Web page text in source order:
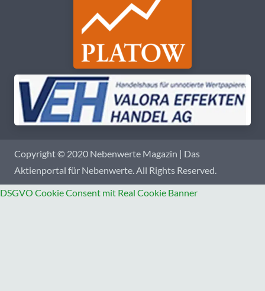
Copyright © 2020 Nebenwerte Magazin | Das
Aktienportal für Nebenwerte. All Rights Reserved.
DSGVO Cookie Consent mit Real Cookie Banner